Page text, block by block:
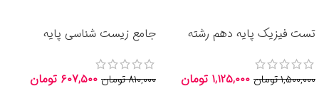
تست فیزیک پایه دهم رشته
۱,۵۰۰,۰۰۰تومان ۱,۱۲۵,۰۰۰ تومان
جامع زیست شناسی پایه
1405
۸۱۰,۰۰۰تومان ۶۰۷,۵۰۰ تومان